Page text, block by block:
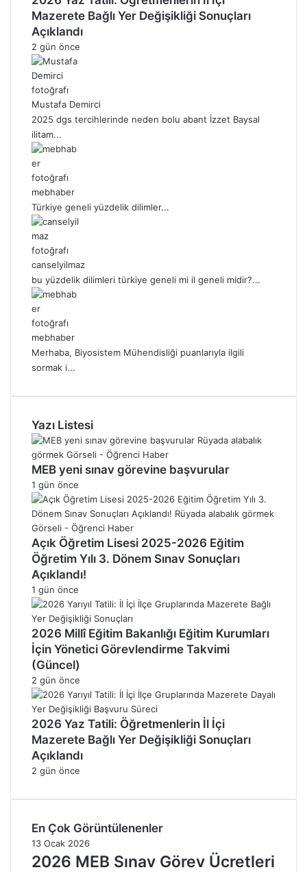
Mazerete Bağlı Yer Değişikliği Sonuçları
Açıklandı
2 gün önce
Mustafa Demirci
2025 dgs tercihlerinde neden bolu abant İzzet Baysal
ilitam...
mebhaber
Türkiye geneli yüzdelik dilimler...
canselyilmaz
bu yüzdelik dilimleri türkiye geneli mi il geneli midir?...
mebhaber
Merhaba, Biyosistem Mühendisliği puanlarıyla ilgili
sormak i...
Yazı Listesi
MEB yeni sınav görevine başvurular
1 gün önce
Açık Öğretim Lisesi 2025-2026 Eğitim
Öğretim Yılı 3. Dönem Sınav Sonuçları
Açıklandı!
1 gün önce
2026 Millî Eğitim Bakanlığı Eğitim Kurumları
İçin Yönetici Görevlendirme Takvimi
(Güncel)
2 gün önce
2026 Yaz Tatili: Öğretmenlerin İl İçi
Mazerete Bağlı Yer Değişikliği Sonuçları
Açıklandı
2 gün önce
En Çok Görüntülenenler
13 Ocak 2026
2026 MEB Sınav Görev Ücretleri